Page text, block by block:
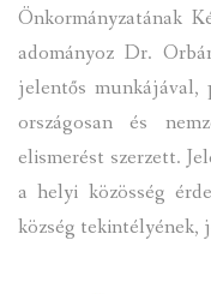
Önkormányzatának
adományoz Dr.
jelentős munkájával,
országosan és
elismerést szerzett.
a helyi közösség
község tekintélyének,